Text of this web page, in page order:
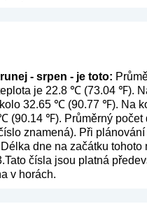
- srpen - je toto:
je 22.8 ℃ (73.04 ℉).
32.65 ℃ (90.77 ℉). Na
(90.14 ℉). Průměrný
znamená). Při
dne na začátku
čísla jsou platná
v horách.